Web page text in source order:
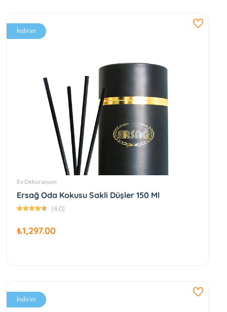
İndirim
Ev Dekorasyon
Ersağ Oda Kokusu Sakli Düşler 150 Ml
(4.0)
₺1,297.00
İndirim